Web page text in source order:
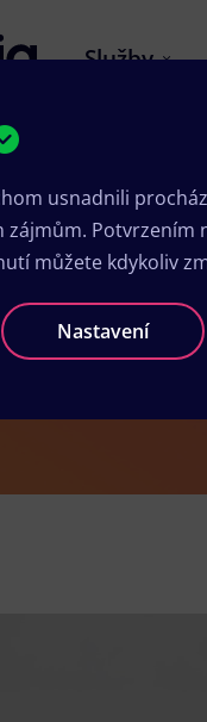
Služby
usnadnili
Potvrzením
můžete kdykoliv
Nastavení